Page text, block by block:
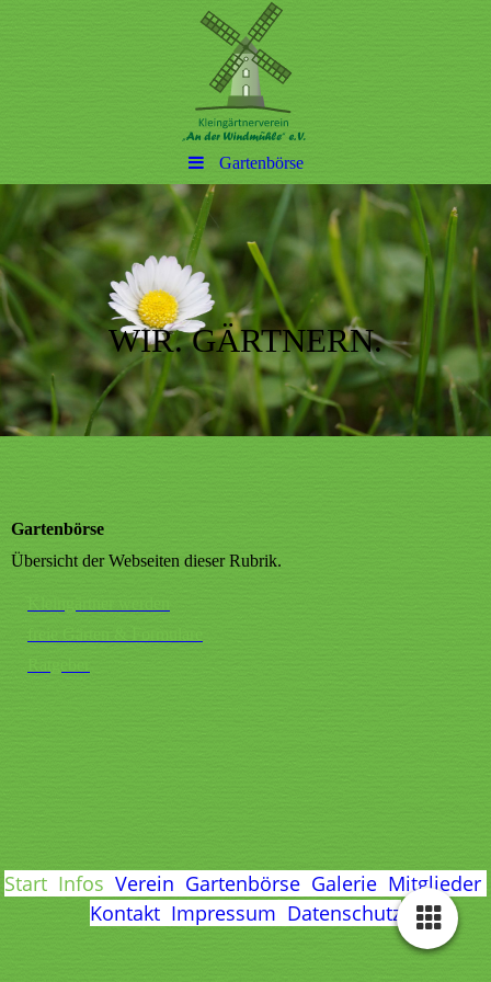
Gartenbörse
WIR. GÄRTNERN.
Gartenbörse
Übersicht der Webseiten dieser Rubrik.
Start Infos Verein Gartenbörse Galerie Mitglieder
Kontakt Impressum Datenschutz